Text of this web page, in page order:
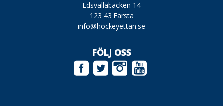
Edsvallabacken 14
123 43 Farsta
info@hockeyettan.se
FÖLJ OSS